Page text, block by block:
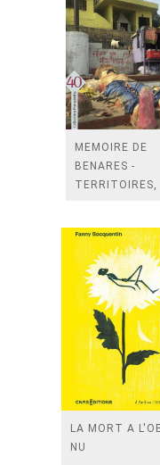
MEMOIRE DE
BENARES -
TERRITOIRES,
LA MORT A
NU